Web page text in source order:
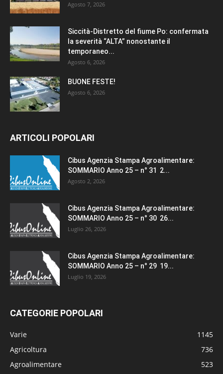
Agosto 7, 2026
Siccità-Distretto del fiume Po: confermata
la severità “ALTA” nonostante il
temporaneo...
Agosto 6, 2026
BUONE FESTE!
Agosto 6, 2026
ARTICOLI POPOLARI
Cibus Agenzia Stampa Agroalimentare:
SOMMARIO Anno 25 – n° 31 2...
Agosto 2, 2026
Cibus Agenzia Stampa Agroalimentare:
SOMMARIO Anno 25 – n° 30 26...
Luglio 26, 2026
Cibus Agenzia Stampa Agroalimentare:
SOMMARIO Anno 25 – n° 29 19...
Luglio 19, 2026
CATEGORIE POPOLARI
Varie
1145
Agricoltura
736
Agroalimentare
523